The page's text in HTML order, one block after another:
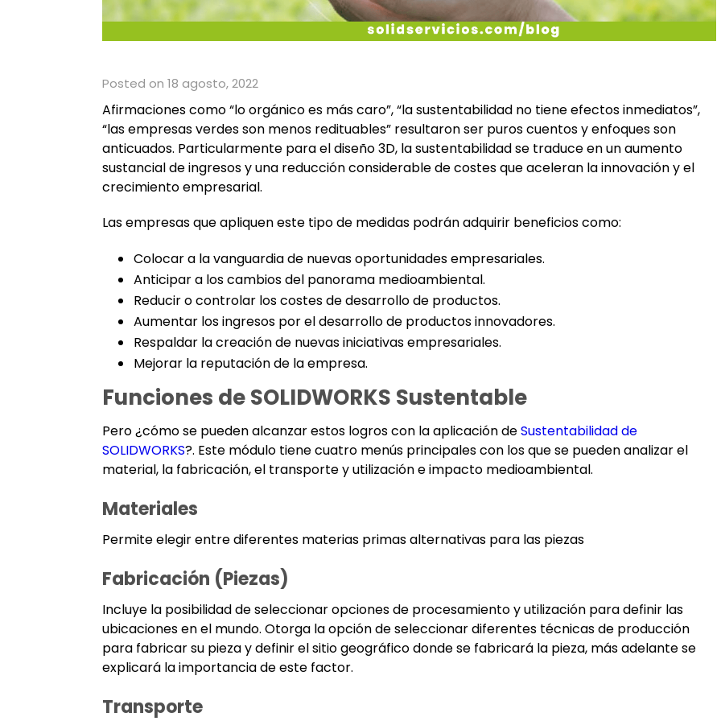
Posted on 18 agosto, 2022
Afirmaciones como “lo orgánico es más caro”, “la sustentabilidad no tiene efectos inmediatos”,
“las empresas verdes son menos redituables” resultaron ser puros cuentos y enfoques son
anticuados. Particularmente para el diseño 3D, la sustentabilidad se traduce en un aumento
sustancial de ingresos y una reducción considerable de costes que aceleran la innovación y el
crecimiento empresarial.
Las empresas que apliquen este tipo de medidas podrán adquirir beneficios como:
Colocar a la vanguardia de nuevas oportunidades empresariales.
Anticipar a los cambios del panorama medioambiental.
Reducir o controlar los costes de desarrollo de productos.
Aumentar los ingresos por el desarrollo de productos innovadores.
Respaldar la creación de nuevas iniciativas empresariales.
Mejorar la reputación de la empresa.
Funciones de SOLIDWORKS Sustentable
Pero ¿cómo se pueden alcanzar estos logros con la aplicación deSustentabilidad de
SOLIDWORKS?. Este módulo tiene cuatro menús principales con los que se pueden analizar el
material, la fabricación, el transporte y utilización e impacto medioambiental.
Materiales
Permite elegir entre diferentes materias primas alternativas para las piezas
Fabricación (Piezas)
Incluye la posibilidad de seleccionar opciones de procesamiento y utilización para definir las
ubicaciones en el mundo. Otorga la opción de seleccionar diferentes técnicas de producción
para fabricar su pieza y definir el sitio geográfico donde se fabricará la pieza, más adelante se
explicará la importancia de este factor.
Transporte